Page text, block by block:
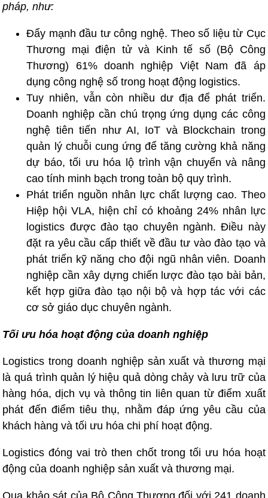
pháp, như:
Đẩy mạnh đầu tư công nghệ. Theo số liệu từ Cục
Thương mại điện tử và Kinh tế số (Bộ Công
Thương) 61% doanh nghiệp Việt Nam đã áp
dụng công nghệ số trong hoạt động logistics.
Tuy nhiên, vẫn còn nhiều dư địa để phát triển.
Doanh nghiệp cần chú trọng ứng dụng các công
nghệ tiên tiến như AI, IoT và Blockchain trong
quản lý chuỗi cung ứng để tăng cường khả năng
dự báo, tối ưu hóa lộ trình vận chuyển và nâng
cao tính minh bạch trong toàn bộ quy trình.
Phát triển nguồn nhân lực chất lượng cao. Theo
Hiệp hội VLA, hiện chỉ có khoảng 24% nhân lực
logistics được đào tạo chuyên ngành. Điều này
đặt ra yêu cầu cấp thiết về đầu tư vào đào tạo và
phát triển kỹ năng cho đội ngũ nhân viên. Doanh
nghiệp cần xây dựng chiến lược đào tạo bài bản,
kết hợp giữa đào tạo nội bộ và hợp tác với các
cơ sở giáo dục chuyên ngành.
Tối ưu hóa hoạt động của doanh nghiệp
Logistics trong doanh nghiệp sản xuất và thương mại
là quá trình quản lý hiệu quả dòng chảy và lưu trữ của
hàng hóa, dịch vụ và thông tin liên quan từ điểm xuất
phát đến điểm tiêu thụ, nhằm đáp ứng yêu cầu của
khách hàng và tối ưu hóa chi phí hoạt động.
Logistics đóng vai trò then chốt trong tối ưu hóa hoạt
động của doanh nghiệp sản xuất và thương mại.
Qua khảo sát của Bộ Công Thương đối với 241 doanh